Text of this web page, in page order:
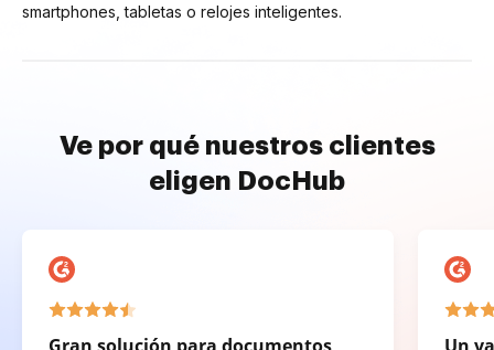
smartphones, tabletas o relojes inteligentes.
Ve por qué nuestros clientes
eligen DocHub